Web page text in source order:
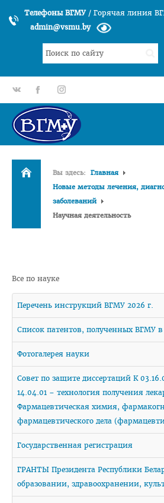
Телефоны ВГМУ/ Горячая линия
admin@vsmu.by
Искать...
gp fb tt
УНИВЕРСИТЕТ
История университета
Структура ВГМУ
Педиатрический факультет
Фармацевтический
Стоматологический
Довузовской подготовки
ФПКиП по педагогике и психологии
Повышения квалификации и
Кафедры
Подразделения
Система менеджмента качества
Вы здесь: Главная
Новые методы лечения,
заболеваний
Научная деятельность
Все по науке
Перечень инструкций ВГМУ 2026 г.
Список патентов, полученных ВГМУ в
Фотогалерея науки
Cовет по защите диссертаций К
14.04.01 – технология получения
Фармацевтическая химия,
фармацевтического дела
Государственная регистрация
ГРАНТЫ Президента Республики
образовании, здравоохранении,